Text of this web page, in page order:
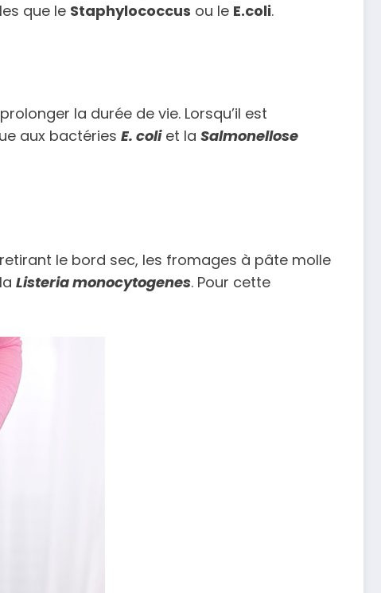
que le Staphylococcus ou le E.coli.
la durée de vie. Lorsqu’il est
aux bactéries E. coli et la Salmonellose
le bord sec, les fromages à pâte molle
la Listeria monocytogenes. Pour cette